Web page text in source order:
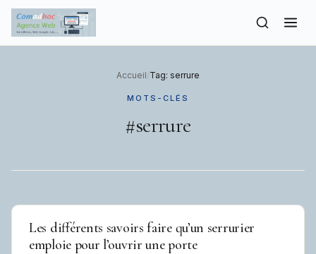
content
Accueil/Tag: serrure
MOTS-CLÉS
#serrure
Les différents savoirs faire qu’un serrurier
emploie pour l’ouvrir une porte